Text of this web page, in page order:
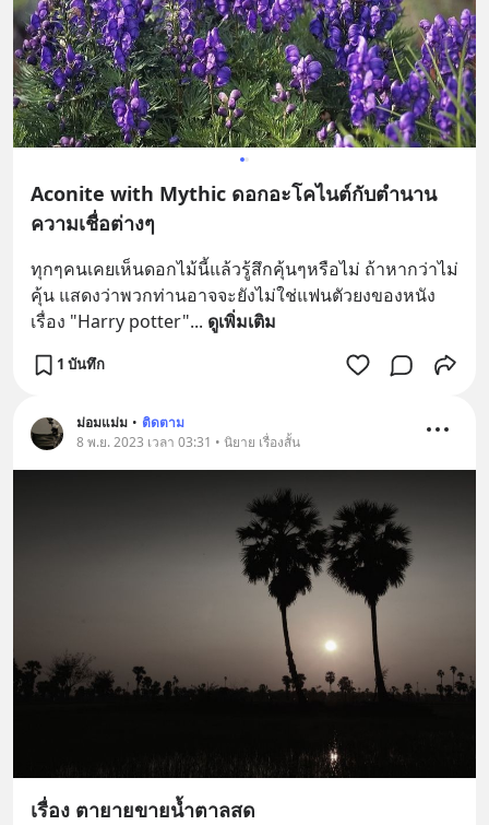
Aconite with Mythic ดอกอะโคไนต์กับตำนาน
ความเชื่อต่างๆ
ทุกๆคนเคยเห็นดอกไม้นี้แล้วรู้สึกคุ้นๆหรือไม่ ถ้าหากว่าไม่
คุ้น แสดงว่าพวกท่านอาจจะยังไม่ใช่แฟนตัวยงของหนัง
เรื่อง "Harry potter"... ดูเพิ่มเติม
1 บันทึก
ม่อมแม่ม • ติดตาม
8 พ.ย. 2023 เวลา 03:31 • นิยาย เรื่องสั้น
เรื่อง ตายายขายน้ำตาลสด